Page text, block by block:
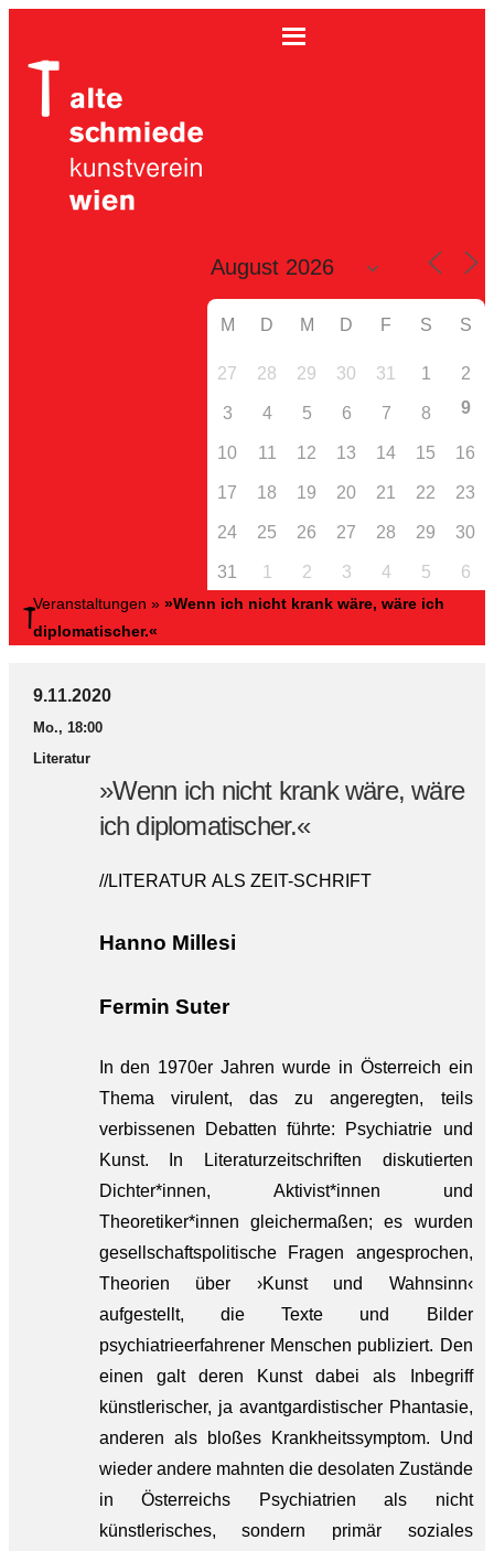
M D M D F S S
27 28 29 30 31 1 2
3 4 5 6 7 8 9
10 11 12 13 14 15 16
17 18 19 20 21 22 23
24 25 26 27 28 29 30
31 1 2 3 4 5 6
Veranstaltungen » »Wenn ich nicht krank wäre, wäre ich
diplomatischer.«
9.11.2020
Mo., 18:00
Literatur
»Wenn ich nicht krank wäre, wäre
ich diplomatischer.«
//LITERATUR ALS ZEIT-SCHRIFT
Hanno Millesi
Fermin Suter
In den 1970er Jahren wurde in Österreich ein
Thema virulent, das zu angeregten, teils
verbissenen Debatten führte: Psychiatrie und
Kunst. In Literaturzeitschriften diskutierten
Dichter*innen, Aktivist*innen und
Theoretiker*innen gleichermaßen; es wurden
gesellschaftspolitische Fragen angesprochen,
Theorien über ›Kunst und Wahnsinn‹
aufgestellt, die Texte und Bilder
psychiatrieerfahrener Menschen publiziert. Den
einen galt deren Kunst dabei als Inbegriff
künstlerischer, ja avantgardistischer Phantasie,
anderen als bloßes Krankheitssymptom. Und
wieder andere mahnten die desolaten Zustände
in Österreichs Psychiatrien als nicht
künstlerisches, sondern primär soziales